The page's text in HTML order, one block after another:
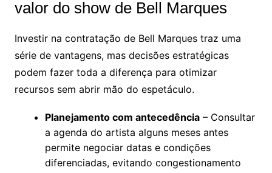
valor do show de Bell Marques
Investir na contratação de Bell Marques traz uma
série de vantagens, mas decisões estratégicas
podem fazer toda a diferença para otimizar
recursos sem abrir mão do espetáculo.
Planejamento com antecedência– Consultar
a agenda do artista alguns meses antes
permite negociar datas e condições
diferenciadas, evitando congestionamento